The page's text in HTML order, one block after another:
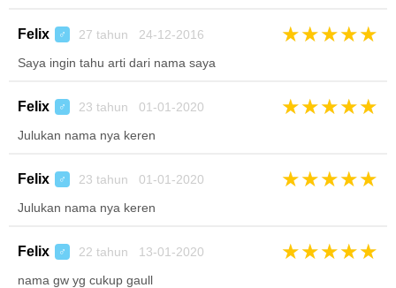
Felix ♂ 27 tahun 24-12-2016 ★★★★★
Saya ingin tahu arti dari nama saya
Felix ♂ 23 tahun 01-01-2020 ★★★★★
Julukan nama nya keren
Felix ♂ 23 tahun 01-01-2020 ★★★★★
Julukan nama nya keren
Felix ♂ 22 tahun 13-01-2020 ★★★★★
nama gw yg cukup gaull